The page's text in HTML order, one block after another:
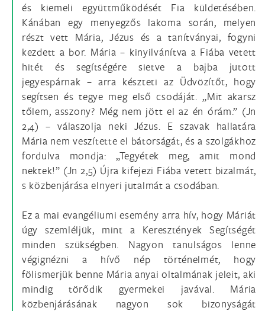
és kiemeli együttműködését Fia küldetésében.
Kánában egy menyegzős lakoma során, melyen
részt vett Mária, Jézus és a tanítványai, fogyni
kezdett a bor. Mária – kinyilvánítva a Fiába vetett
hitét és segítségére sietve a bajba jutott
jegyespárnak – arra készteti az Üdvözítőt, hogy
segítsen és tegye meg első csodáját. „Mit akarsz
tőlem, asszony? Még nem jött el az én órám.” (Jn
2,4) – válaszolja neki Jézus. E szavak hallatára
Mária nem veszítette el bátorságát, és a szolgákhoz
fordulva mondja: „Tegyétek meg, amit mond
nektek!” (Jn 2,5) Újra kifejezi Fiába vetett bizalmát,
s közbenjárása elnyeri jutalmát a csodában.
Ez a mai evangéliumi esemény arra hív, hogy Máriát
úgy szemléljük, mint a Keresztények Segítségét
minden szükségben. Nagyon tanulságos lenne
végignézni a hívő nép történelmét, hogy
fölismerjük benne Mária anyai oltalmának jeleit, aki
mindig törődik gyermekei javával. Mária
közbenjárásának nagyon sok bizonyságát